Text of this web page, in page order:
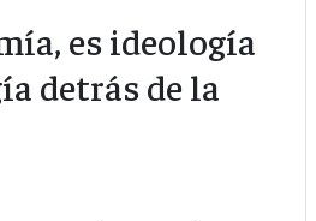
es ideología
detrás de la